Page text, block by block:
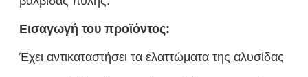
Εισαγωγή του προϊόντος:
Έχει αντικαταστήσει τα ελαττώματα της αλυσίδας